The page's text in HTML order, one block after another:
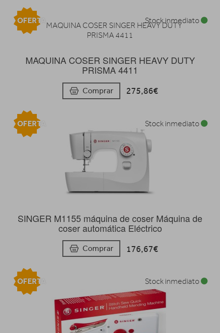
MAQUINA COSER SINGER HEAVY DUTY
PRISMA 4411
Comprar 275,86€
Stock inmediato
OFERTA
SINGER M1155 máquina de coser Máquina de
coser automática Eléctrico
Comprar 176,67€
Stock inmediato
OFERTA
Stock inmediato
OFERTA